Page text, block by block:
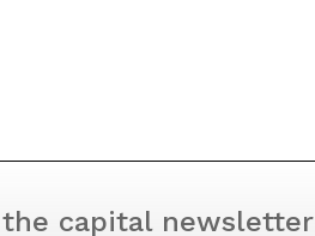
capital newsletter